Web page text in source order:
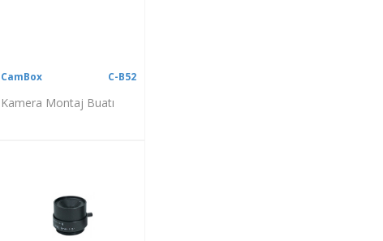
C-B52
CamBox
Kamera Montaj Buatı